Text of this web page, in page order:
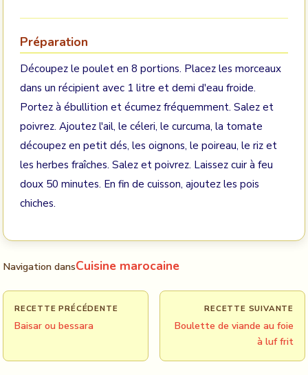
Préparation
Découpez le poulet en 8 portions. Placez les morceaux
dans un récipient avec 1 litre et demi d'eau froide.
Portez à ébullition et écumez fréquemment. Salez et
poivrez. Ajoutez l'ail, le céleri, le curcuma, la tomate
découpez en petit dés, les oignons, le poireau, le riz et
les herbes fraîches. Salez et poivrez. Laissez cuir à feu
doux 50 minutes. En fin de cuisson, ajoutez les pois
chiches.
Navigation dansCuisine marocaine
RECETTE PRÉCÉDENTE
Baisar ou bessara
RECETTE SUIVANTE
Boulette de viande au foie
à luf frit